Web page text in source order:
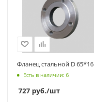
Фланец стальной D 65*16
Есть в наличии: 6
727 руб./шт